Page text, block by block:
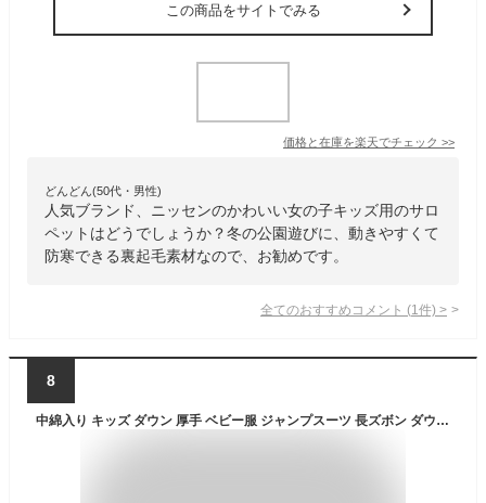
この商品をサイトでみる
価格と在庫を楽天でチェック >>
どんどん(50代・男性)
人気ブランド、ニッセンのかわいい女の子キッズ用のサロ
ペットはどうでしょうか？冬の公園遊びに、動きやすくて
防寒できる裏起毛素材なので、お勧めです。
全てのおすすめコメント (1 件) >
8
中綿入り キッズ ダウン 厚手 ベビー服 ジャンプスーツ 長ズボン ダウン風パンツ カバーオール サロペット 子供服 冬 登山 パンツ 防寒 防風 サロペット 通学 通園 秋冬 男の子 アウトドア 雪遊び 送料無料 80 90 100 女の子